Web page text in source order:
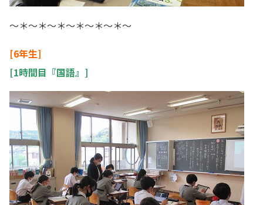
～＊～＊～＊～＊～＊～＊～
[6年生]
[1時間目『国語』]